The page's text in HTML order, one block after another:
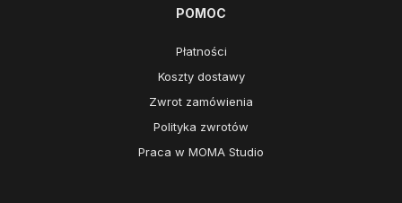
POMOC
Płatności
Koszty dostawy
Zwrot zamówienia
Polityka zwrotów
Praca w MOMA Studio